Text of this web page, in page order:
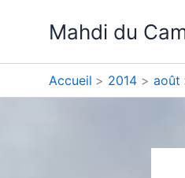
Mahdi du
Accueil 2014 août